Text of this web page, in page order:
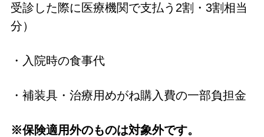
受診した際に医療機関で支払う2割・3割相当
分）
・入院時の食事代
・補装具・治療用めがね購入費の一部負担金
※保険適用外のものは対象外です。